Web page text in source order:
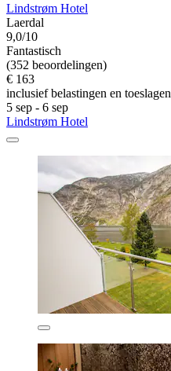
Lindstrøm Hotel
Laerdal
9,0/10
Fantastisch
(352 beoordelingen)
€ 163
inclusief belastingen en toeslagen
5 sep - 6 sep
Lindstrøm Hotel